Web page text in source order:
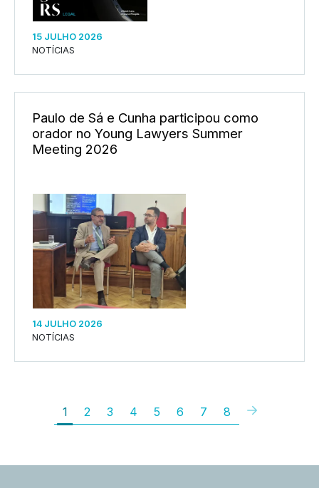
15 JULHO 2026
NOTÍCIAS
Paulo de Sá e Cunha participou como
orador no Young Lawyers Summer
Meeting 2026
14 JULHO 2026
NOTÍCIAS
1 2 3 4 5 6 7 8